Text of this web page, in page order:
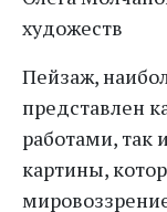
художеств
Пейзаж,
представлен
работами,
картины,